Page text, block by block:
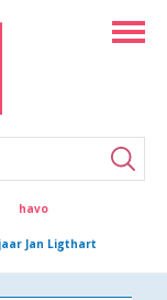
havo
Jan Ligthart